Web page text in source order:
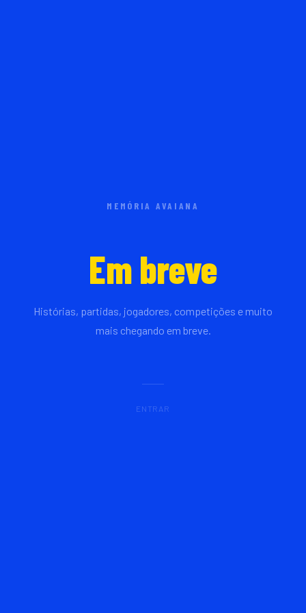
MEMÓRIA AVAIANA
Em breve
Histórias, partidas, jogadores, competições e muito
mais chegando em breve.
ENTRAR